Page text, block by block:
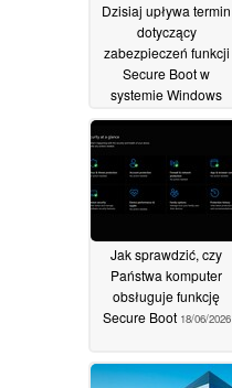
Dzisiaj upływa termin
dotyczący
zabezpieczeń funkcji
Secure Boot w
systemie Windows
24/06/2026
Jak sprawdzić, czy
Państwa komputer
obsługuje funkcję
Secure Boot 18/06/2026